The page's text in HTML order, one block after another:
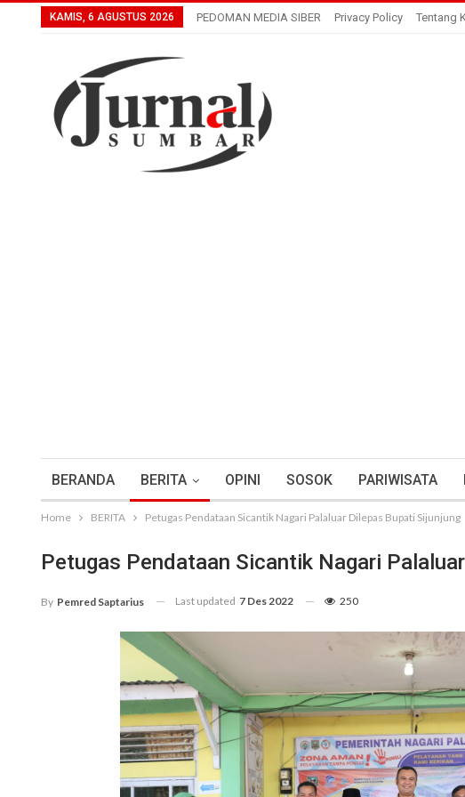
KAMIS, 6 AGUSTUS 2026 PEDOMAN MEDIA SIBER Privacy Policy Tentang
BERANDA BERITA OPINI SOSOK PARIWISATA
Home BERITA Petugas Pendataan Sicantik Nagari Palaluar Dilepas Bupati Sijunjung
Petugas Pendataan Sicantik Nagari
By Pemred Saptarius Last updated 7 Des 2022 250